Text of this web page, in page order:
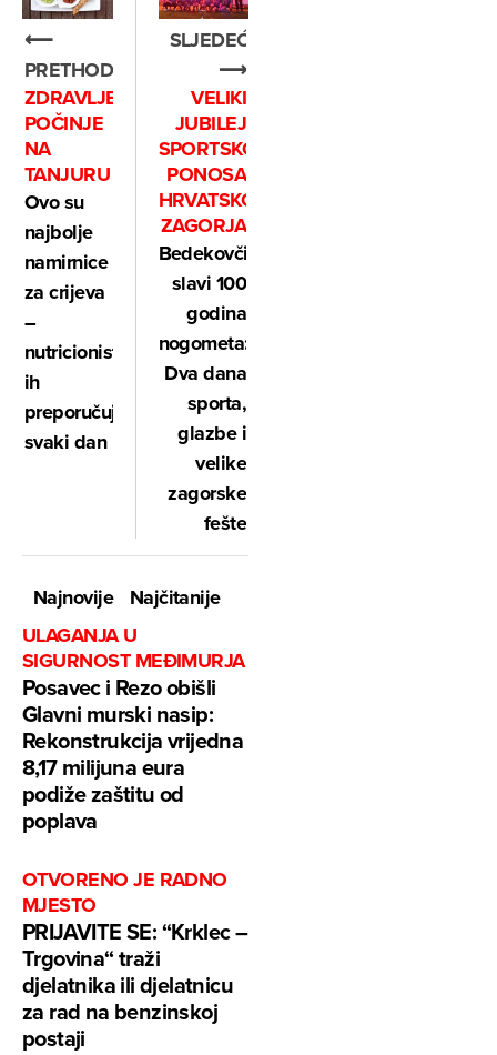
⟵
PRETHODNO
ZDRAVLJE
POČINJE
NA
TANJURU
Ovo su
najbolje
namirnice
za crijeva
–
nutricionisti
ih
preporučuju
svaki dan
SLJEDEĆE
⟶
VELIKI
JUBILEJ
SPORTSKOG
PONOSA
HRVATSKOG
ZAGORJA
Bedekovčina
slavi 100
godina
nogometa:
Dva dana
sporta,
glazbe i
velike
zagorske
fešte
Najnovije
Najčitanije
ULAGANJA U
SIGURNOST MEĐIMURJA
Posavec i Rezo obišli
Glavni murski nasip:
Rekonstrukcija vrijedna
8,17 milijuna eura
podiže zaštitu od
poplava
OTVORENO JE RADNO
MJESTO
PRIJAVITE SE: “Krklec –
Trgovina“ traži
djelatnika ili djelatnicu
za rad na benzinskoj
postaji